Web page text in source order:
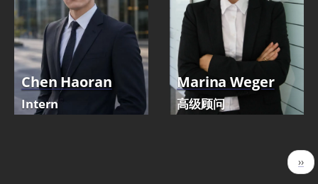
Chen Haoran
Intern
Marina Weger
高级顾问
下
一
››